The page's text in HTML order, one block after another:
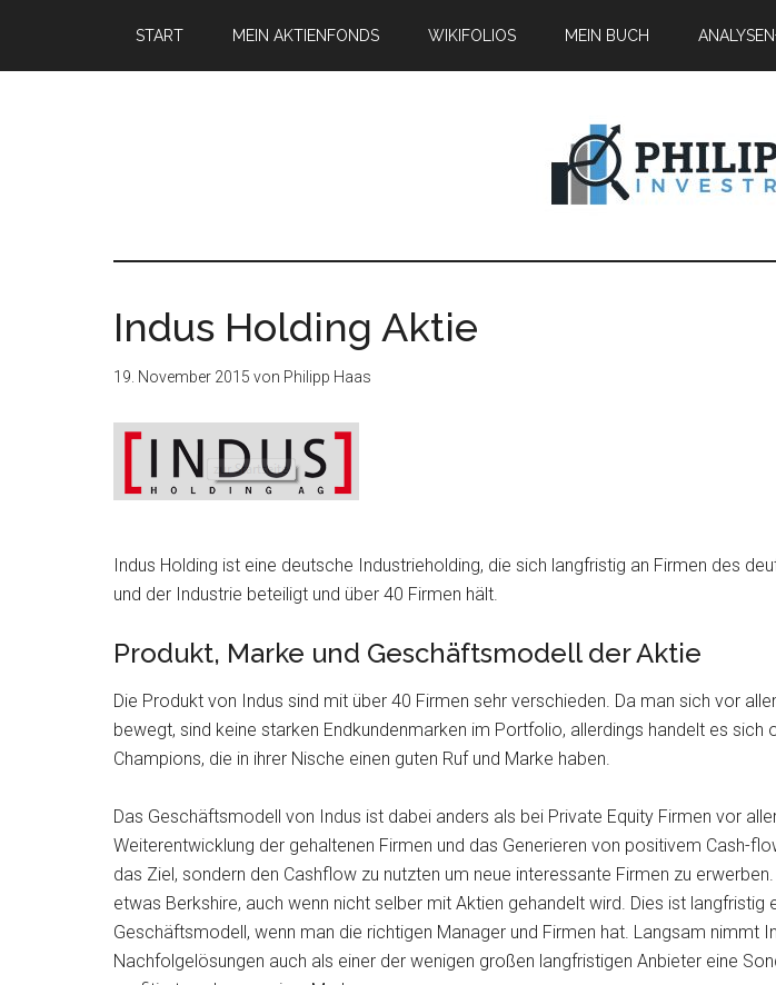
START MEIN AKTIENFONDS WIKIFOLIOS MEIN BUCH
Indus Holding Aktie
19. November 2015 von Philipp Haas
Indus Holding ist eine deutsche Industrieholding, die sich langfristig an Firmen des
und der Industrie beteiligt und über 40 Firmen hält.
Produkt, Marke und Geschäftsmodell der Aktie
Die Produkt von Indus sind mit über 40 Firmen sehr verschieden. Da man sich vor
bewegt, sind keine starken Endkundenmarken im Portfolio, allerdings handelt es sich
Champions, die in ihrer Nische einen guten Ruf und Marke haben.
Das Geschäftsmodell von Indus ist dabei anders als bei Private Equity Firmen vor
Weiterentwicklung der gehaltenen Firmen und das Generieren von positivem Cash-
das Ziel, sondern den Cashflow zu nutzten um neue interessante Firmen zu
etwas Berkshire, auch wenn nicht selber mit Aktien gehandelt wird. Dies ist langfristig
Geschäftsmodell, wenn man die richtigen Manager und Firmen hat. Langsam nimmt
Nachfolgelösungen auch als einer der wenigen großen langfristigen Anbieter eine